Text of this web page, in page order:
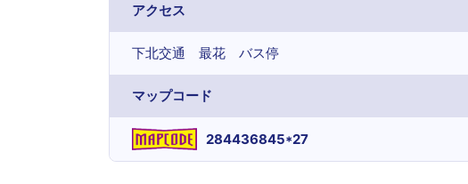
アクセス
下北交通 最花 バス停
マップコード
284436845*27